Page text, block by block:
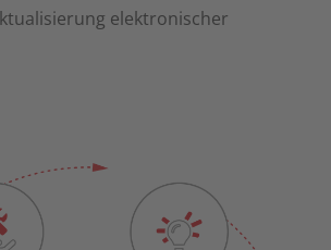
elektronischer